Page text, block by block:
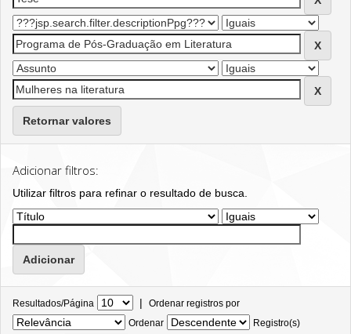
Retornar valores
Adicionar filtros:
Utilizar filtros para refinar o resultado de busca.
Resultados/Página | Ordenar registros por
Ordenar
Registro(s)